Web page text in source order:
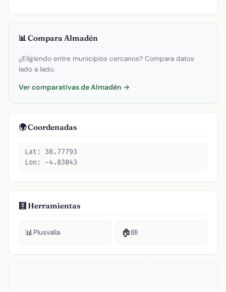
📊 Compara Almadén
¿Eligiendo entre municipios cercanos? Compara datos
lado a lado.
Ver comparativas de Almadén →
🌍 Coordenadas
Lat: 38.77793
Lon: -4.83043
🧮 Herramientas
📊Plusvalía 🏠IBI